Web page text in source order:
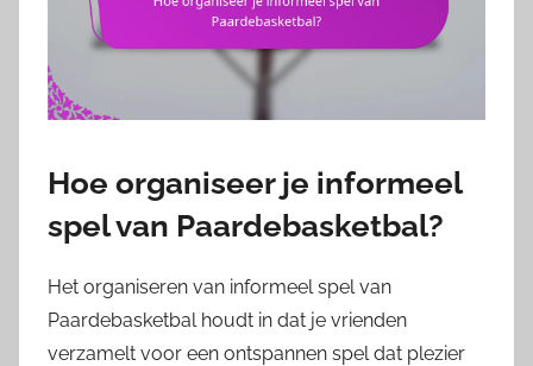
Hoe organiseer je informeel
spel van Paardebasketbal?
Het organiseren van informeel spel van
Paardebasketbal houdt in dat je vrienden
verzamelt voor een ontspannen spel dat plezier